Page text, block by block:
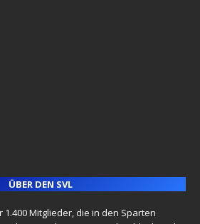
ÜBER DEN SVL
1.400 Mitglieder, die in den Sparten